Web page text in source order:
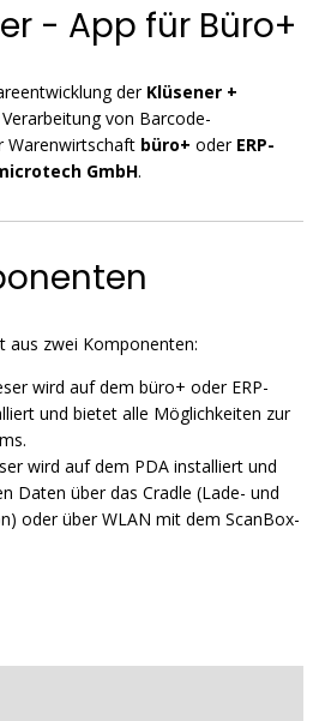
- App für Büro+
der Klüsener +
von Barcode-
Warenwirtschaft büro+ oder ERP-
GmbH.
aus zwei Komponenten:
wird auf dem büro+ oder ERP-
und bietet alle Möglichkeiten zur
wird auf dem PDA installiert und
Daten über das Cradle (Lade- und
oder über WLAN mit dem ScanBox-